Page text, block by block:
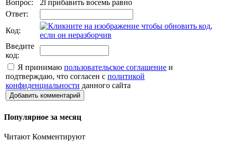
Вопрос:
2l прибавить восемь равно
Ответ:
Код:
Введите
код:
Я принимаю пользовательское соглашение и
подтверждаю, что согласен с политикой
конфиденциальности данного сайта
Добавить комментарий
Популярное за месяц
Читают Комментируют